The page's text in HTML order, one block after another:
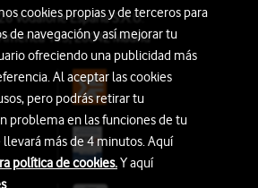
Vodafone España S.A.U.
115, 28042 Madrid
cookies propias y de terceros para
de navegación y así mejorar tu
ofreciendo una publicidad más
Al aceptar las cookies
pero podrás retirar tu
problema en las funciones de tu
más de 4 minutos. Aquí
política de cookies.Y aquí